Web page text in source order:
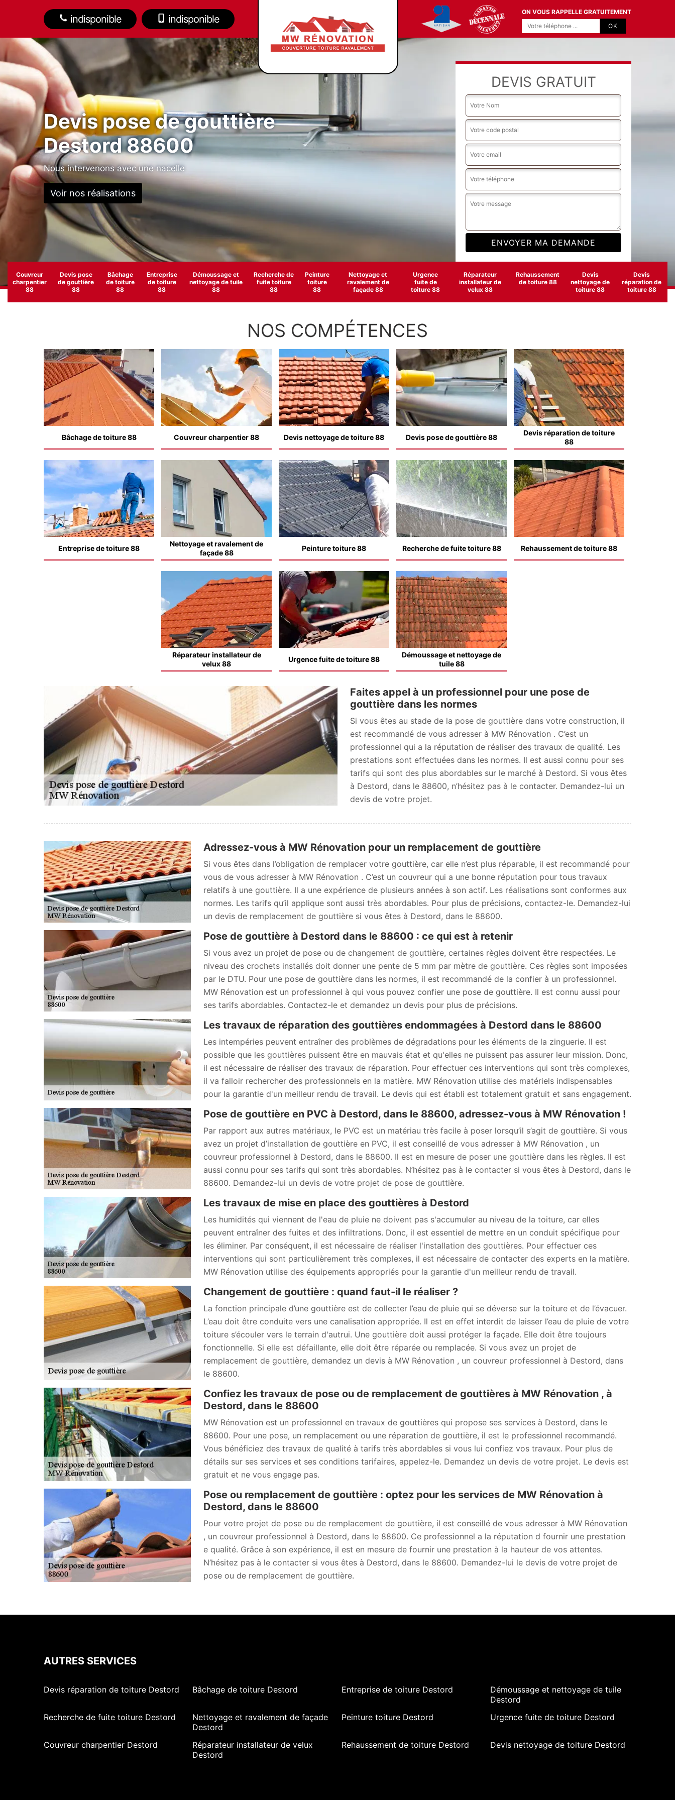
indisponible indisponible
ON VOUS RAPPELLE GRATUITEMENT
Devis pose de gouttière
Destord 88600
Nous intervenons avec une nacelle
Voir nos réalisations
DEVIS GRATUIT
Couvreur
charpentier
88
Devis pose
de gouttière
88
Bâchage
de toiture
88
Entreprise
de toiture
88
Démoussage et
nettoyage de tuile
88
Recherche de
fuite toiture
88
Peinture
toiture
88
Nettoyage et
ravalement de
façade 88
Urgence
fuite de
toiture 88
Réparateur
installateur de
velux 88
Rehaussement
de toiture 88
Devis
nettoyage de
toiture 88
Devis
réparation de
toiture 88
NOS COMPÉTENCES
Bâchage de toiture 88 Couvreur charpentier 88 Devis nettoyage de toiture 88 Devis pose de gouttière 88
Devis réparation de toiture
88
Entreprise de toiture 88
Nettoyage et ravalement de
façade 88
Peinture toiture 88 Recherche de fuite toiture 88 Rehaussement de toiture 88
Réparateur installateur de
velux 88
Urgence fuite de toiture 88
Démoussage et nettoyage de
tuile 88
Faites appel à un professionnel pour une pose de
gouttière dans les normes
Si vous êtes au stade de la pose de gouttière dans votre construction, il
est recommandé de vous adresser à MW Rénovation . C’est un
professionnel qui a la réputation de réaliser des travaux de qualité. Les
prestations sont effectuées dans les normes. Il est aussi connu pour ses
tarifs qui sont des plus abordables sur le marché à Destord. Si vous êtes
à Destord, dans le 88600, n’hésitez pas à le contacter. Demandez-lui un
devis de votre projet.
Adressez-vous à MW Rénovation pour un remplacement de gouttière
Si vous êtes dans l’obligation de remplacer votre gouttière, car elle n’est plus réparable, il est recommandé pour
vous de vous adresser à MW Rénovation . C’est un couvreur qui a une bonne réputation pour tous travaux
relatifs à une gouttière. Il a une expérience de plusieurs années à son actif. Les réalisations sont conformes aux
normes. Les tarifs qu’il applique sont aussi très abordables. Pour plus de précisions, contactez-le. Demandez-lui
un devis de remplacement de gouttière si vous êtes à Destord, dans le 88600.
Pose de gouttière à Destord dans le 88600 : ce qui est à retenir
Si vous avez un projet de pose ou de changement de gouttière, certaines règles doivent être respectées. Le
niveau des crochets installés doit donner une pente de 5 mm par mètre de gouttière. Ces règles sont imposées
par le DTU. Pour une pose de gouttière dans les normes, il est recommandé de la confier à un professionnel.
MW Rénovation est un professionnel à qui vous pouvez confier une pose de gouttière. Il est connu aussi pour
ses tarifs abordables. Contactez-le et demandez un devis pour plus de précisions.
Les travaux de réparation des gouttières endommagées à Destord dans le 88600
Les intempéries peuvent entraîner des problèmes de dégradations pour les éléments de la zinguerie. Il est
possible que les gouttières puissent être en mauvais état et qu'elles ne puissent pas assurer leur mission. Donc,
il est nécessaire de réaliser des travaux de réparation. Pour effectuer ces interventions qui sont très complexes,
il va falloir rechercher des professionnels en la matière. MW Rénovation utilise des matériels indispensables
pour la garantie d'un meilleur rendu de travail. Le devis qui est établi est totalement gratuit et sans engagement.
Pose de gouttière en PVC à Destord, dans le 88600, adressez-vous à MW Rénovation !
Par rapport aux autres matériaux, le PVC est un matériau très facile à poser lorsqu’il s’agit de gouttière. Si vous
avez un projet d’installation de gouttière en PVC, il est conseillé de vous adresser à MW Rénovation , un
couvreur professionnel à Destord, dans le 88600. Il est en mesure de poser une gouttière dans les règles. Il est
aussi connu pour ses tarifs qui sont très abordables. N’hésitez pas à le contacter si vous êtes à Destord, dans le
88600. Demandez-lui un devis de votre projet de pose de gouttière.
Les travaux de mise en place des gouttières à Destord
Les humidités qui viennent de l'eau de pluie ne doivent pas s'accumuler au niveau de la toiture, car elles
peuvent entraîner des fuites et des infiltrations. Donc, il est essentiel de mettre en un conduit spécifique pour
les éliminer. Par conséquent, il est nécessaire de réaliser l'installation des gouttières. Pour effectuer ces
interventions qui sont particulièrement très complexes, il est nécessaire de contacter des experts en la matière.
MW Rénovation utilise des équipements appropriés pour la garantie d'un meilleur rendu de travail.
Changement de gouttière : quand faut-il le réaliser ?
La fonction principale d’une gouttière est de collecter l’eau de pluie qui se déverse sur la toiture et de l’évacuer.
L’eau doit être conduite vers une canalisation appropriée. Il est en effet interdit de laisser l’eau de pluie de votre
toiture s’écouler vers le terrain d'autrui. Une gouttière doit aussi protéger la façade. Elle doit être toujours
fonctionnelle. Si elle est défaillante, elle doit être réparée ou remplacée. Si vous avez un projet de
remplacement de gouttière, demandez un devis à MW Rénovation , un couvreur professionnel à Destord, dans
le 88600.
Confiez les travaux de pose ou de remplacement de gouttières à MW Rénovation , à
Destord, dans le 88600
MW Rénovation est un professionnel en travaux de gouttières qui propose ses services à Destord, dans le
88600. Pour une pose, un remplacement ou une réparation de gouttière, il est le professionnel recommandé.
Vous bénéficiez des travaux de qualité à tarifs très abordables si vous lui confiez vos travaux. Pour plus de
détails sur ses services et ses conditions tarifaires, appelez-le. Demandez un devis de votre projet. Le devis est
gratuit et ne vous engage pas.
Pose ou remplacement de gouttière : optez pour les services de MW Rénovation à
Destord, dans le 88600
Pour votre projet de pose ou de remplacement de gouttière, il est conseillé de vous adresser à MW Rénovation
, un couvreur professionnel à Destord, dans le 88600. Ce professionnel a la réputation d fournir une prestation
e qualité. Grâce à son expérience, il est en mesure de fournir une prestation à la hauteur de vos attentes.
N’hésitez pas à le contacter si vous êtes à Destord, dans le 88600. Demandez-lui le devis de votre projet de
pose ou de remplacement de gouttière.
AUTRES SERVICES
Devis réparation de toiture Destord Bâchage de toiture Destord Entreprise de toiture Destord
Démoussage et nettoyage de tuile
Destord
Recherche de fuite toiture Destord
Nettoyage et ravalement de façade
Destord
Peinture toiture Destord Urgence fuite de toiture Destord
Couvreur charpentier Destord
Réparateur installateur de velux
Destord
Rehaussement de toiture Destord Devis nettoyage de toiture Destord